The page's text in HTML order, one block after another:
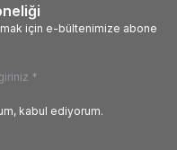
için e-bültenimize abone
kabul ediyorum.